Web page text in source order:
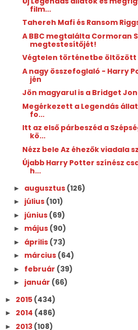
film...
Tahereh Mafi és Ransom
A BBC megtalálta Cormoran
megtestesítőjét!
Végtelen történetbe öltözött
A nagy összefoglaló - Harry
jén
Jön magyarul is a Bridget
Megérkezett a Legendás
fo...
Itt az első párbeszéd a
kö...
Nézz bele Az éhezők viadala
Újabb Harry Potter színész
h...
► augusztus (126)
► július (101)
► június (69)
► május (90)
► április (73)
► március (64)
► február (39)
► január (66)
► 2015 (434)
► 2014 (486)
► 2013 (108)